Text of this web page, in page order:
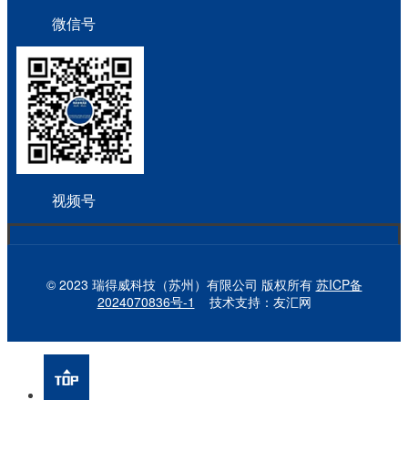
微信号
视频号
© 2023 瑞得威科技（苏州）有限公司 版权所有 苏ICP备
2024070836号-1
技术支持：友汇网